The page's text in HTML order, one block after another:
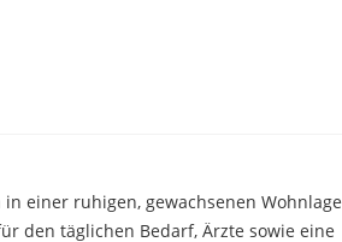
einer ruhigen, gewachsenen Wohnlage
den täglichen Bedarf, Ärzte sowie eine